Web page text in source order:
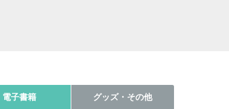
電子書籍 グッズ・その他